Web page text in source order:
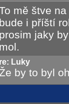
mě štve
bude i příští
prosim jaky
mol.
re: Luky
by to byl